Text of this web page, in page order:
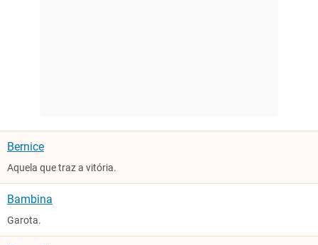
Bernice
Aquela que traz a vitória.
Bambina
Garota.